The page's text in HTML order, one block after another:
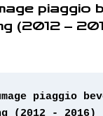
piaggio
(2012 –
piaggio
(2012 - 2016)